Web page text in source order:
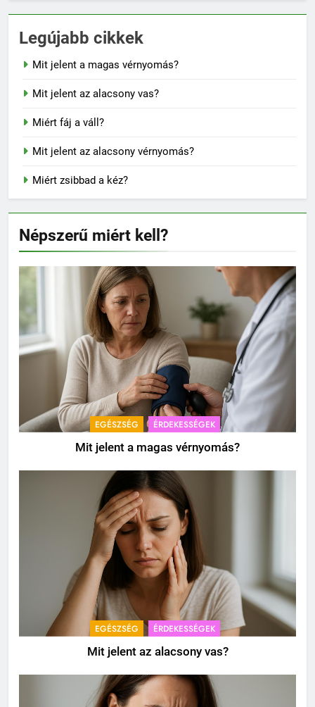
Legújabb cikkek
Mit jelent a magas vérnyomás?
Mit jelent az alacsony vas?
Miért fáj a váll?
Mit jelent az alacsony vérnyomás?
Miért zsibbad a kéz?
Népszerű miért kell?
EGÉSZSÉG ÉRDEKESSÉGEK
Mit jelent a magas vérnyomás?
EGÉSZSÉG ÉRDEKESSÉGEK
Mit jelent az alacsony vas?